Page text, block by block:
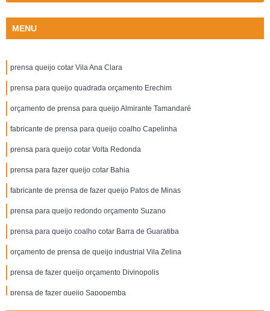
MENU
prensa queijo cotar Vila Ana Clara
prensa para queijo quadrada orçamento Erechim
orçamento de prensa para queijo Almirante Tamandaré
fabricante de prensa para queijo coalho Capelinha
prensa para queijo cotar Volta Redonda
prensa para fazer queijo cotar Bahia
fabricante de prensa de fazer queijo Patos de Minas
prensa para queijo redondo orçamento Suzano
prensa para queijo coalho cotar Barra de Guaratiba
orçamento de prensa de queijo industrial Vila Zelina
prensa de fazer queijo orçamento Divinopolis
prensa de fazer queijo Sapopemba